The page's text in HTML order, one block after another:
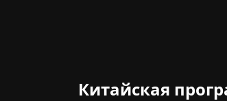
Китайская